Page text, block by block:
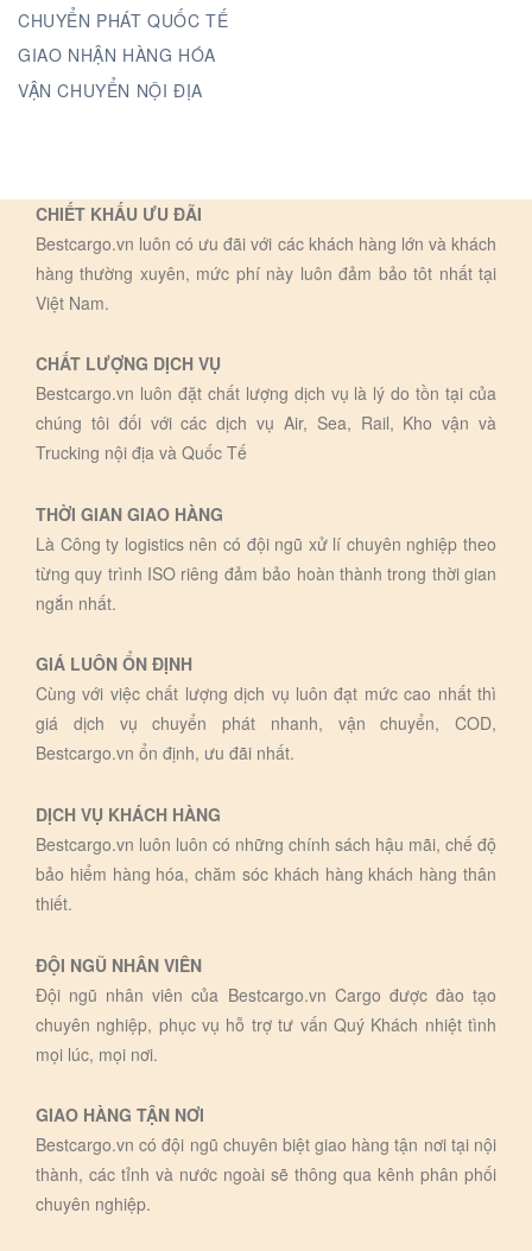
CHUYỂN PHÁT QUỐC TẾ
GIAO NHẬN HÀNG HÓA
VẬN CHUYỂN NỘI ĐỊA
CHIẾT KHẤU ƯU ĐÃI
Bestcargo.vn luôn có ưu đãi với các khách hàng lớn và khách
hàng thường xuyên, mức phí này luôn đảm bảo tôt nhất tại
Việt Nam.
CHẤT LƯỢNG DỊCH VỤ
Bestcargo.vn luôn đặt chất lượng dịch vụ là lý do tồn tại của
chúng tôi đối với các dịch vụ Air, Sea, Rail, Kho vận và
Trucking nội địa và Quốc Tế
THỜI GIAN GIAO HÀNG
Là Công ty logistics nên có đội ngũ xử lí chuyên nghiệp theo
từng quy trình ISO riêng đảm bảo hoàn thành trong thời gian
ngắn nhất.
GIÁ LUÔN ỔN ĐỊNH
Cùng với việc chất lượng dịch vụ luôn đạt mức cao nhất thì
giá dịch vụ chuyển phát nhanh, vận chuyển, COD,
Bestcargo.vn ổn định, ưu đãi nhất.
DỊCH VỤ KHÁCH HÀNG
Bestcargo.vn luôn luôn có những chính sách hậu mãi, chế độ
bảo hiểm hàng hóa, chăm sóc khách hàng khách hàng thân
thiết.
ĐỘI NGŨ NHÂN VIÊN
Đội ngũ nhân viên của Bestcargo.vn Cargo được đào tạo
chuyên nghiệp, phục vụ hỗ trợ tư vấn Quý Khách nhiệt tình
mọi lúc, mọi nơi.
GIAO HÀNG TẬN NƠI
Bestcargo.vn có đội ngũ chuyên biệt giao hàng tận nơi tại nội
thành, các tỉnh và nước ngoài sẽ thông qua kênh phân phối
chuyên nghiệp.